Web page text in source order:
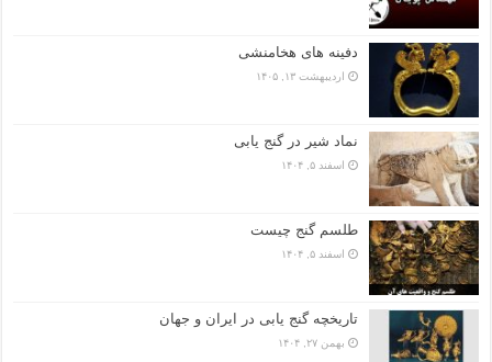
دفینه های هخامنشی
اردیبهشت ۱۳, ۱۴۰۵
نماد شیر در گنج یابی
اسفند ۵, ۱۴۰۴
طلسم گنج چیست
اسفند ۵, ۱۴۰۴
تاریخچه گنج‌ یابی در ایران و جهان
بهمن ۲۷, ۱۴۰۴